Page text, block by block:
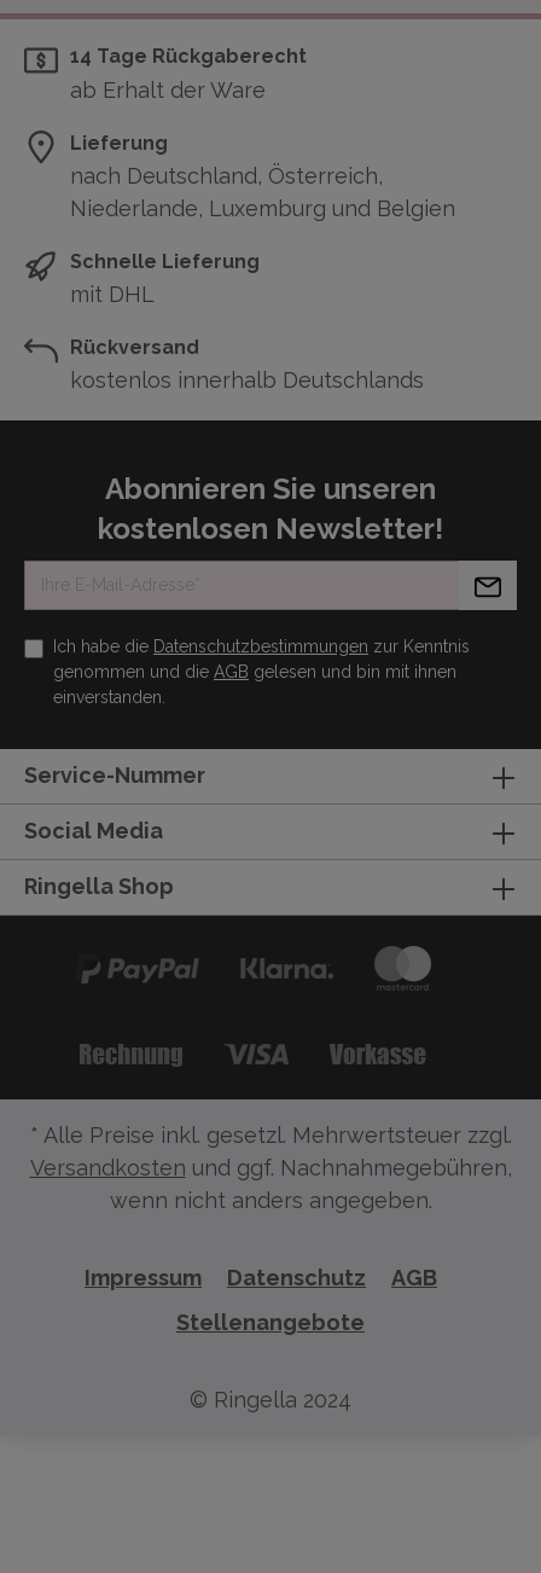
14 Tage Rückgaberecht
ab Erhalt der Ware
Lieferung
nach Deutschland, Österreich,
Niederlande, Luxemburg und Belgien
Schnelle Lieferung
mit DHL
Rückversand
kostenlos innerhalb Deutschlands
Abonnieren Sie unseren
kostenlosen Newsletter!
Ich habe die Datenschutzbestimmungen zur Kenntnis
genommen und die AGB gelesen und bin mit ihnen
einverstanden.
Service-Nummer
Social Media
Ringella Shop
* Alle Preise inkl. gesetzl. Mehrwertsteuer zzgl.
Versandkosten und ggf. Nachnahmegebühren,
wenn nicht anders angegeben.
Impressum Datenschutz
AGB
Stellenangebote
© Ringella 2024